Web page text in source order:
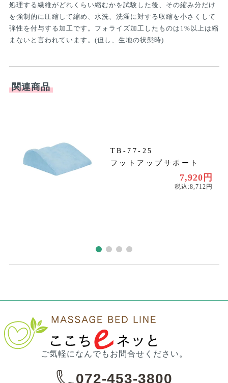
処理する繊維がどれくらい縮むかを試験した後、その縮み分だけ
を強制的に圧縮して縮め、水洗、洗濯に対する収縮を小さくして
弾性を付与する加工です。フォライズ加工したものは1%以上は縮
まないと言われています。(但し、生地の状態時)
関連商品
TB-77-25
フットアップサポート
7,920円
税込:8,712円
ご気軽になんでもお問合せください。
072-453-3800